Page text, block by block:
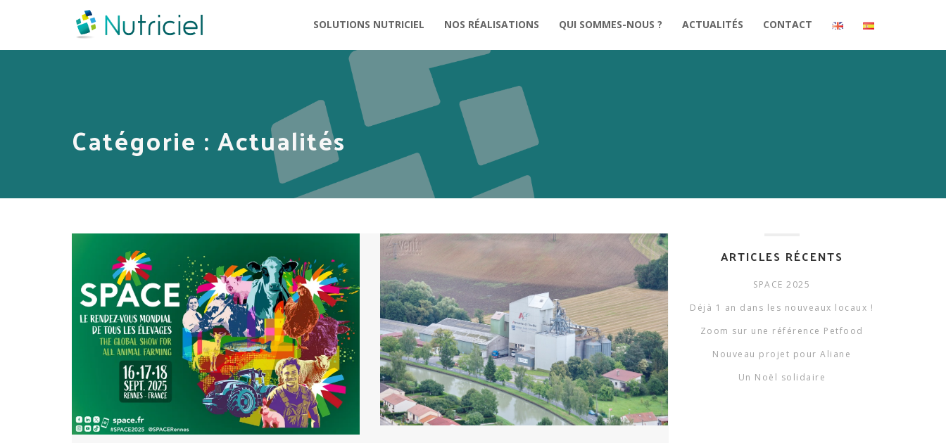
SOLUTIONS NUTRICIEL NOS RÉALISATIONS QUI SOMMES-NOUS ? ACTUALITÉS CONTACT
Catégorie :Actualités
ARTICLES RÉCENTS
SPACE 2025
Déjà 1 an dans les nouveaux locaux !
Zoom sur une référence Petfood
Nouveau projet pour Aliane
Un Noël solidaire